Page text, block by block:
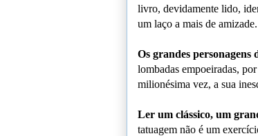
livro, devidamente lido,
um laço a mais de
Os grandes personagens
lombadas empoeiradas,
milionésima vez, a sua
Ler um clássico, um
tatuagem não é um